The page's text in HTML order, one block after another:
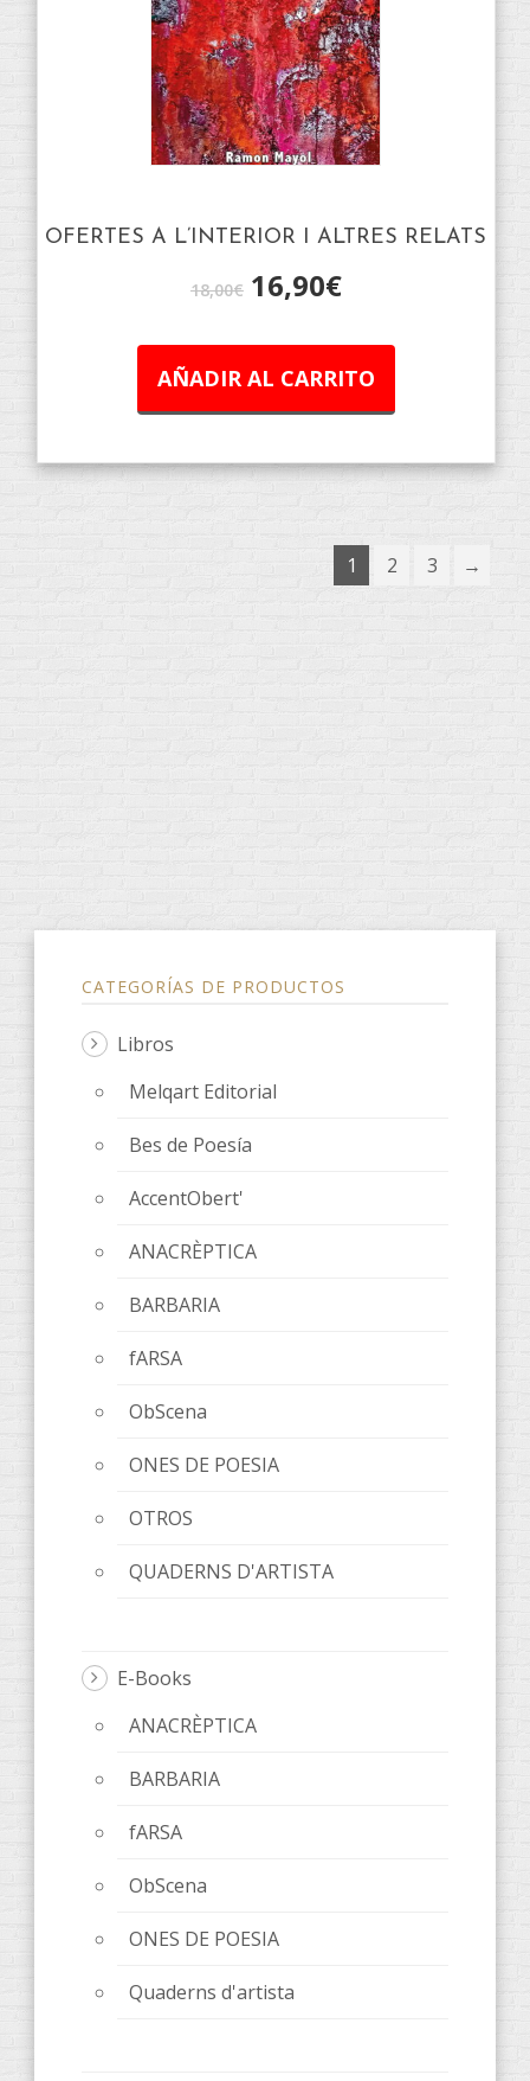
OFERTES A L’INTERIOR I ALTRES RELATS
18,00€ 16,90€
AÑADIR AL CARRITO
1 2 3 →
CATEGORÍAS DE PRODUCTOS
Libros
Melqart Editorial
Bes de Poesía
AccentObert'
ANACRÈPTICA
BARBARIA
fARSA
ObScena
ONES DE POESIA
OTROS
QUADERNS D'ARTISTA
E-Books
ANACRÈPTICA
BARBARIA
fARSA
ObScena
ONES DE POESIA
Quaderns d'artista